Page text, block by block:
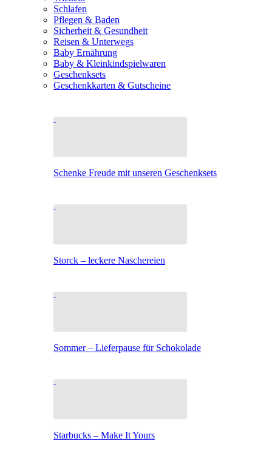
Schlafen
Pflegen & Baden
Sicherheit & Gesundheit
Reisen & Unterwegs
Baby Ernährung
Baby & Kleinkindspielwaren
Geschenksets
Geschenkkarten & Gutscheine
Schenke Freude mit unseren Geschenksets
Storck – leckere Naschereien
Sommer – Lieferpause für Schokolade
Starbucks – Make It Yours